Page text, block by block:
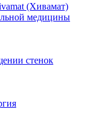
(Хивамат)
медицины
стенок